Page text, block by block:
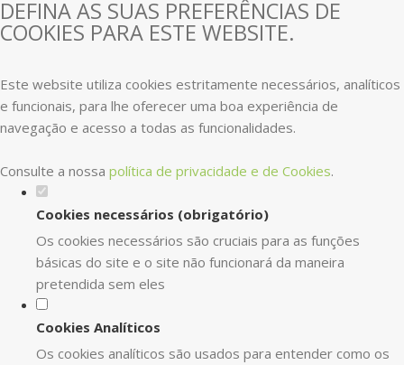
DEFINA AS SUAS PREFERÊNCIAS DE
COOKIES PARA ESTE WEBSITE.
Este website utiliza cookies estritamente necessários, analíticos
e funcionais, para lhe oferecer uma boa experiência de
navegação e acesso a todas as funcionalidades.
Consulte a nossa política de privacidade e de Cookies.
Cookies necessários (obrigatório)
Os cookies necessários são cruciais para as funções
básicas do site e o site não funcionará da maneira
pretendida sem eles
Cookies Analíticos
Os cookies analíticos são usados para entender como os